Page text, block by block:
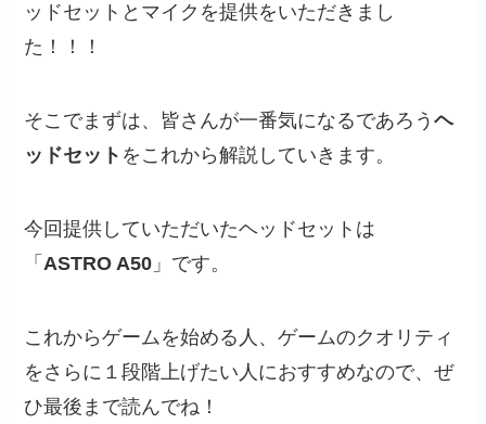
ッドセットとマイクを提供をいただきまし
た！！！
そこでまずは、皆さんが一番気になるであろうヘ
ッドセット をこれから解説していきます。
今回提供していただいたヘッドセットは
「ASTRO A50 」です。
これからゲームを始める人、ゲームのクオリティ
をさらに１段階上げたい人におすすめなので、ぜ
ひ最後まで読んでね！